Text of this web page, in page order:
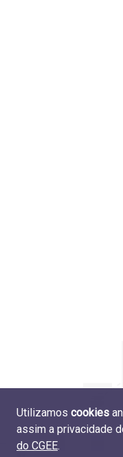
Utilizamos cookies
assim a privacidade
do CGEE.